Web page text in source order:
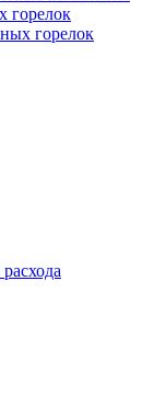
горелок
горелок